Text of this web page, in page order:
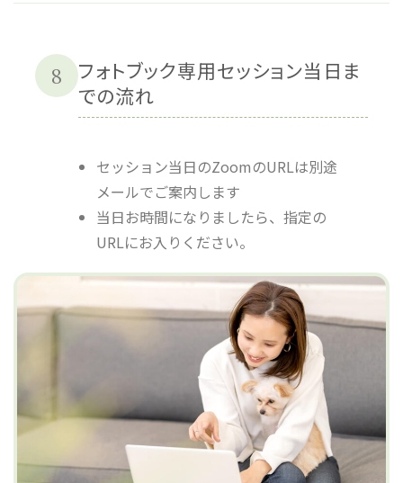
8
フォトブック専用セッション当日ま
での流れ
セッション当日のZoomのURLは別途
メールでご案内します
当日お時間になりましたら、指定の
URLにお入りください。